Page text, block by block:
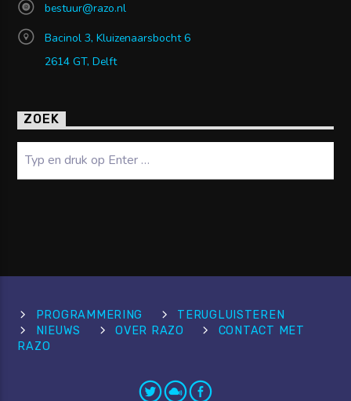
bestuur@razo.nl
Bacinol 3, Kluizenaarsbocht 6
2614 GT, Delft
ZOEK
PROGRAMMERING
TERUGLUISTEREN
NIEUWS
OVER RAZO
CONTACT MET
RAZO